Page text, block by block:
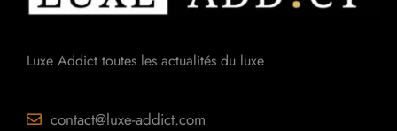
Luxe Addict toutes les actualités du luxe
contact@luxe-addict.com